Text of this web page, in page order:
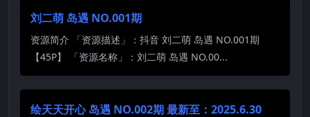
刘二萌 岛遇 NO.001期
资源简介 「资源描述」：抖音 刘二萌 岛遇 NO.001期
【45P】 「资源名称」：刘二萌 岛遇 NO.00...
绘天天开心 岛遇 NO.002期 最新至：2025.6.30